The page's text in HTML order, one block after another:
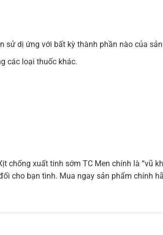
sử dị ứng với bất kỳ thành phần nào của
các loại thuốc khác.
chống xuất tinh sớm TC Men chính là “vũ
cho bạn tình. Mua ngay sản phẩm chính